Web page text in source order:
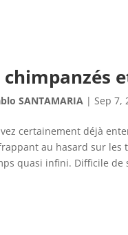
chimpanzés
SANTAMARIA |Sep 7,
certainement déjà
au hasard sur les
quasi infini. Difficile de